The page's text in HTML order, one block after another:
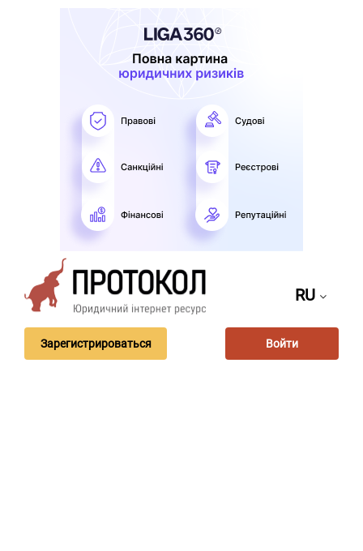
RU
Зарегистрироваться Войти